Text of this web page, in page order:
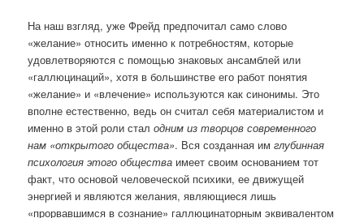
На наш взгляд, уже Фрейд предпочитал само слово
«желание» относить именно к потребностям, которые
удовлетворяются с помощью знаковых ансамблей или
«галлюцинаций», хотя в большинстве его работ понятия
«желание» и «влечение» используются как синонимы. Это
вполне естественно, ведь он считал себя материалистом и
именно в этой роли сталодним из творцов современного
нам «открытого общества». Вся созданная имглубинная
психология этого общества имеет своим основанием тот
факт, что основой человеческой психики, ее движущей
энергией и являются желания, являющиеся лишь
«прорвавшимся в сознание» галлюцинаторным эквивалентом